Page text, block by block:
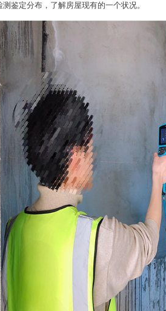
鉴定分布，了解房屋现有的一个状况。